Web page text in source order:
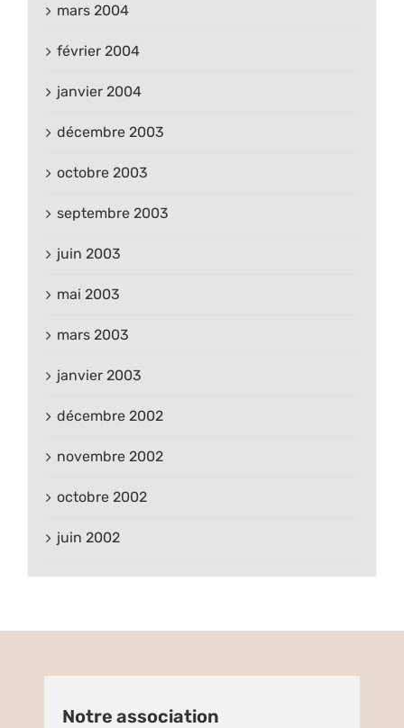
mars 2004
février 2004
janvier 2004
décembre 2003
octobre 2003
septembre 2003
juin 2003
mai 2003
mars 2003
janvier 2003
décembre 2002
novembre 2002
octobre 2002
juin 2002
Notre association